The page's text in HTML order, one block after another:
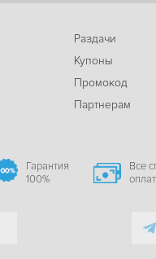
Раздачи
Купоны
Промокод
Партнерам
Гарантия
100%
Все